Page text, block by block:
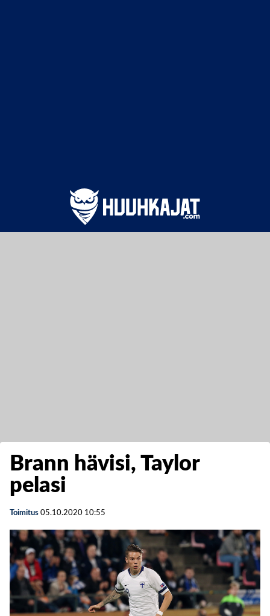
Brann hävisi, Taylor
pelasi
Toimitus 05.10.2020 10:55